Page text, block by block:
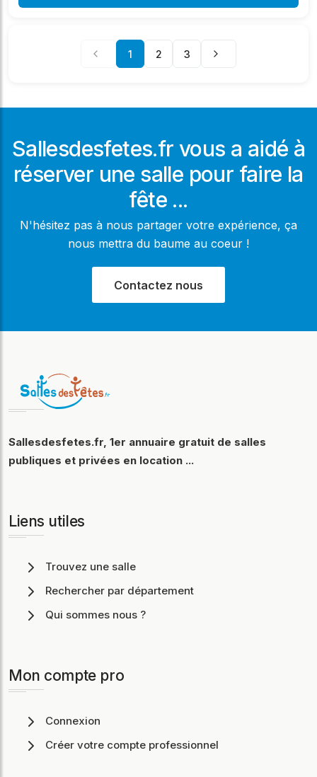
1 2 3
Sallesdesfetes.fr vous a aidé à
réserver une salle pour faire la
fête ...
N'hésitez pas à nous partager votre expérience, ça
nous mettra du baume au coeur !
Contactez nous
Sallesdesfetes.fr, 1er annuaire gratuit de salles
publiques et privées en location ...
Liens utiles
Trouvez une salle
Rechercher par département
Qui sommes nous ?
Mon compte pro
Connexion
Créer votre compte professionnel